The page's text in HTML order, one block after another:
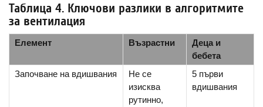
Таблица 4. Ключови разлики в алгоритмите
за вентилация
Елемент Възрастни
Деца и
бебета
Започване на вдишвания
Не се
изисква
рутинно,
5 първи
вдишвания